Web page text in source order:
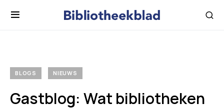
BLOGS NIEUWS
Gastblog: Wat bibliotheken